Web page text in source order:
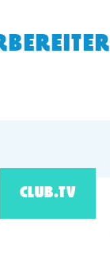
CLUB.TV